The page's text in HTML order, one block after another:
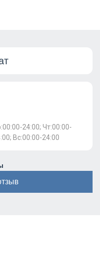
24:00; Чт:00:00-
Вс:00:00-24:00